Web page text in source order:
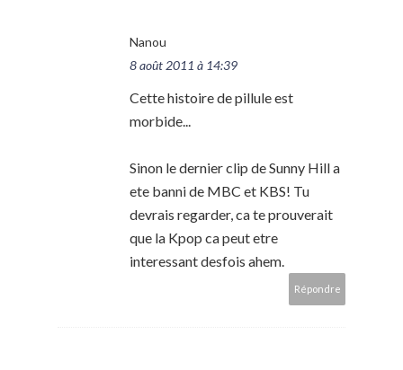
Nanou
8 août 2011 à 14:39
Cette histoire de pillule est
morbide...
Sinon le dernier clip de Sunny Hill a
ete banni de MBC et KBS! Tu
devrais regarder, ca te prouverait
que la Kpop ca peut etre
interessant desfois ahem.
Répondre